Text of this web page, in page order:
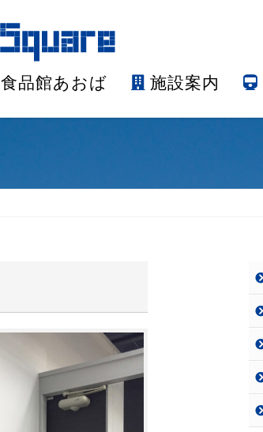
食品館あおば 施設案内